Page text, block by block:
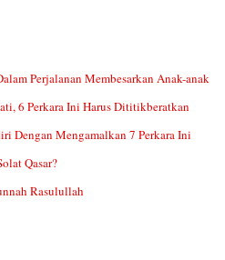
Perjalanan Membesarkan Anak-anak
6 Perkara Ini Harus Dititikberatkan
Dengan Mengamalkan 7 Perkara Ini
Qasar?
Rasulullah